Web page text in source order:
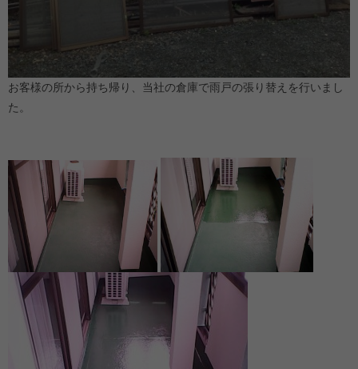
お客様の所から持ち帰り、当社の倉庫で雨戸の張り替えを行いまし
た。